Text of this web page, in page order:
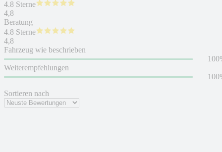
Sortieren nach
4.8 Sterne
4,8
Beratung
4.8 Sterne
4,8
Fahrzeug wie beschrieben
Weiterempfehlungen